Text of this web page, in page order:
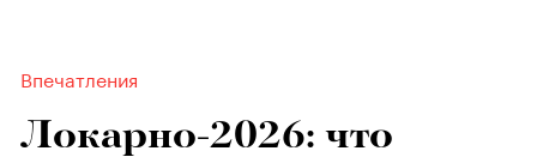
Впечатления
Локарно-2026: что